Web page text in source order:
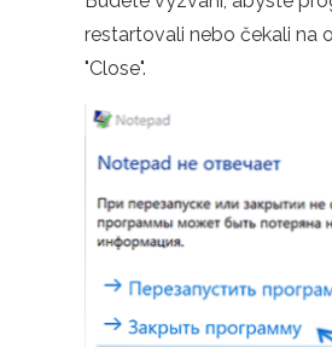
restartovali nebo čekali na
"Close".